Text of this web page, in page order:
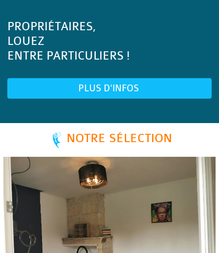
PROPRIÉTAIRES,
LOUEZ
ENTRE PARTICULIERS !
PLUS D'INFOS
NOTRE SÉLECTION